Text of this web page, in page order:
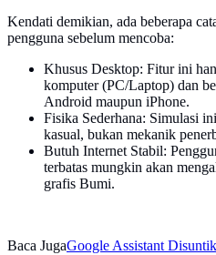
Kendati demikian, ada beberapa
pengguna sebelum mencoba:
Khusus Desktop: Fitur ini
komputer (PC/Laptop) dan
Android maupun iPhone.
Fisika Sederhana: Simulasi
kasual, bukan mekanik
Butuh Internet Stabil:
terbatas mungkin akan
grafis Bumi.
Baca JugaGoogle Assistant